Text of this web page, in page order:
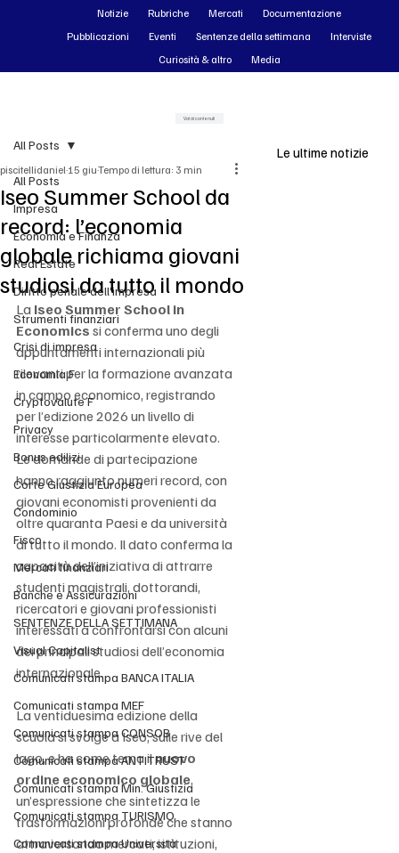
All Posts
Impresa
Economia e Finanza
Real Estate
Diritto penale dell'impresa
Strumenti finanziari
Crisi di impresa
Economia F
Cryptovalute F
Privacy
Bonus edilizi
Corte Giustizia Europea
Condominio
Fisco
Mercati finanziari
Banche e Assicurazioni
SENTENZE DELLA SETTIMANA
Visual Capitalist
Comunicati stampa BANCA ITALIA
Comunicati stampa MEF
Comunicati stampa CONSOB
Comunicati stampa ANTITRUST
Comunicati stampa Min. Giustizia
Comunicati stampa TURISMO
Comunicati stampa Università
All Posts
Iseo Summer School da
record: l’economia
globale richiama giovani
studiosi da tutto il mondo
piscitellidaniel 15 giuTempo di lettura: 3 min
La Iseo Summer School in
Economics si conferma uno degli
appuntamenti internazionali più
rilevanti per la formazione avanzata
in campo economico, registrando
per l’edizione 2026 un livello di
interesse particolarmente elevato.
Le domande di partecipazione
hanno raggiunto numeri record, con
giovani economisti provenienti da
oltre quaranta Paesi e da università
di tutto il mondo. Il dato conferma la
capacità dell’iniziativa di attrarre
studenti magistrali, dottorandi,
ricercatori e giovani professionisti
interessati a confrontarsi con alcuni
dei principali studiosi dell’economia
internazionale.
La ventiduesima edizione della
scuola si svolge a Iseo, sulle rive del
lago, e ha come tema il nuovo
ordine economico globale,
un’espressione che sintetizza le
trasformazioni profonde che stanno
attraversando mercati, istituzioni,
Le ultime notizie
Notizie Rubriche Mercati
Documentazione
Pubblicazioni
Eventi Sentenze della settimana
Interviste
Curiosità & altro
Media
Vai ai contenuti